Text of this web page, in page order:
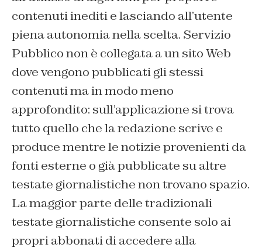
contenuti inediti e lasciando all’utente
piena autonomia nella scelta. Servizio
Pubblico non è collegata a un sito Web
dove vengono pubblicati gli stessi
contenuti ma in modo meno
approfondito: sull’applicazione si trova
tutto quello che la redazione scrive e
produce mentre le notizie provenienti da
fonti esterne o già pubblicate su altre
testate giornalistiche non trovano spazio.
La maggior parte delle tradizionali
testate giornalistiche consente solo ai
propri abbonati di accedere alla